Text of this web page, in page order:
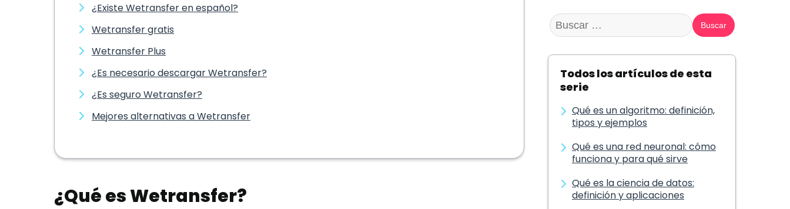
¿Existe Wetransfer en español?
Wetransfer gratis
Wetransfer Plus
¿Es necesario descargar Wetransfer?
¿Es seguro Wetransfer?
Mejores alternativas a Wetransfer
¿Qué es Wetransfer?
Buscar:
Todos los artículos de esta
serie
Qué es un algoritmo: definición,
tipos y ejemplos
Qué es una red neuronal: cómo
funciona y para qué sirve
Qué es la ciencia de datos:
definición y aplicaciones